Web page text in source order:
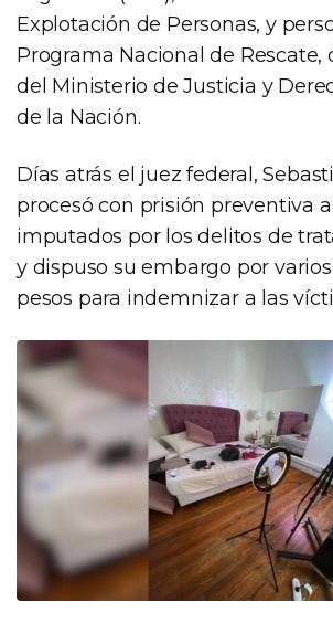
Explotación de Personas, y
Programa Nacional de
del Ministerio de Justicia y
de la Nación.
Días atrás el juez federal,
procesó con prisión preventiva
imputados por los delitos de
y dispuso su embargo por
pesos para indemnizar a las